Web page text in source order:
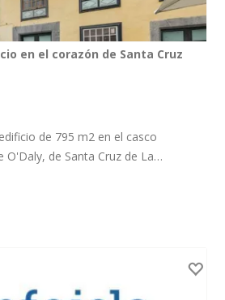
en el corazón de Santa Cruz
de 795 m2 en el casco
O'Daly, de Santa Cruz de La…